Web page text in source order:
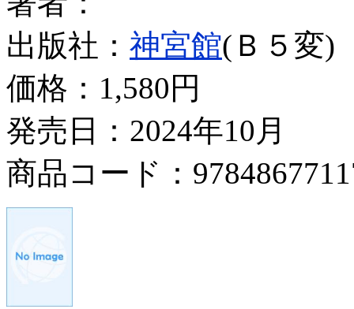
出版社： 神宮館(Ｂ５変)
価格： 1,580円
発売日：2024年10月
商品コード：